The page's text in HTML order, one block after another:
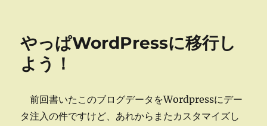
やっぱWordPressに移行し
よう！
前回書いたこのブログデータをWordpressにデー
タ注入の件ですけど、あれからまたカスタマイズし